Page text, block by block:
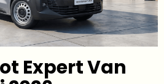
Expert Van